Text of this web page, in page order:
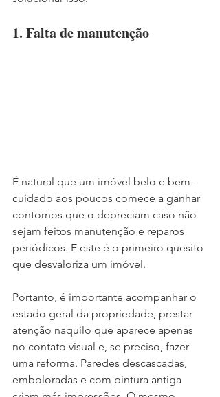
1. Falta de manutenção
É natural que um imóvel belo e bem-
cuidado aos poucos comece a ganhar
contornos que o depreciam caso não
sejam feitos manutenção e reparos
periódicos. E este é o primeiro quesito
que desvaloriza um imóvel.
Portanto, é importante acompanhar o
estado geral da propriedade, prestar
atenção naquilo que aparece apenas
no contato visual e, se preciso, fazer
uma reforma. Paredes descascadas,
emboloradas e com pintura antiga